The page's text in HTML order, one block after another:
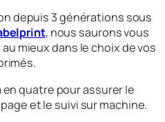
depuis 3 générations sous
, nous saurons vous
mieux dans le choix de vos
quatre pour assurer le
et le suivi sur machine.